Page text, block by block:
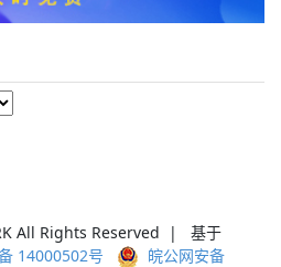
All Rights Reserved | 基于
14000502号
皖公网安备